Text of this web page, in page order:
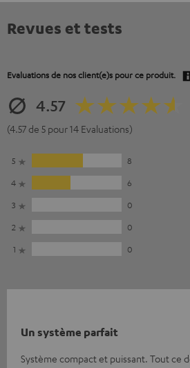
Revues et tests
Evaluations de nos client(e)s pour ce produit.
4.57
(4.57 de 5 pour 14 Evaluations)
5
8
4
6
3
0
2
0
1
0
Un système parfait
Système compact et puissant. Tout ce